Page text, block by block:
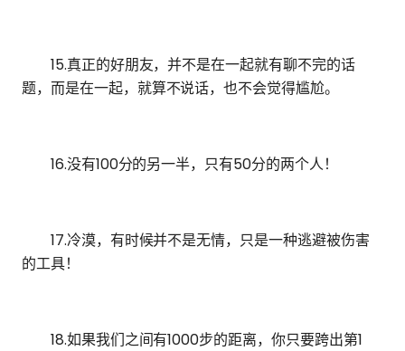
15.真正的好朋友，并不是在一起就有聊不完的话
题，而是在一起，就算不说话，也不会觉得尴尬。
16.没有100分的另一半，只有50分的两个人！
17.冷漠，有时候并不是无情，只是一种逃避被伤害
的工具！
18.如果我们之间有1000步的距离，你只要跨出第1